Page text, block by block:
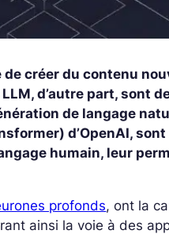
créer du contenu
d’autre part, sont
de langage
d’OpenAI,
humain, leur
profonds, ont la
ainsi la voie à des